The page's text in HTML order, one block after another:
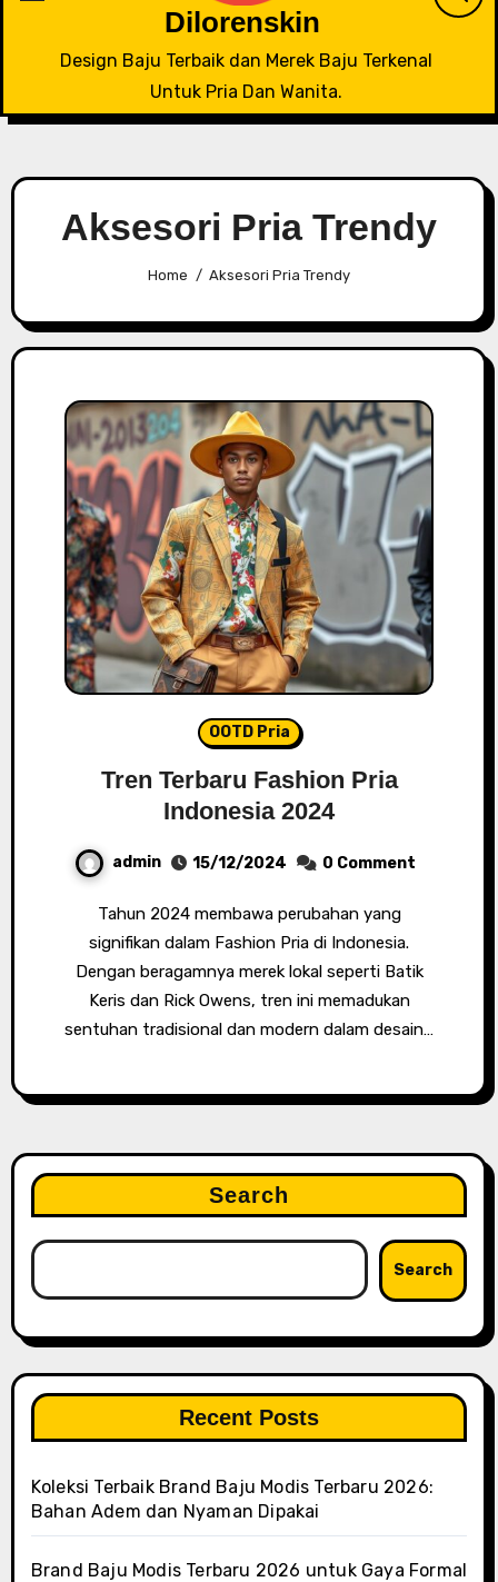
Dilorenskin
Design Baju Terbaik dan Merek Baju Terkenal
Untuk Pria Dan Wanita.
Aksesori Pria Trendy
Home Aksesori Pria Trendy
OOTD Pria
Tren Terbaru Fashion Pria
Indonesia 2024
admin 15/12/2024 0 Comment
Tahun 2024 membawa perubahan yang
signifikan dalam Fashion Pria di Indonesia.
Dengan beragamnya merek lokal seperti Batik
Keris dan Rick Owens, tren ini memadukan
sentuhan tradisional dan modern dalam desain…
Search
Search
Recent Posts
Koleksi Terbaik Brand Baju Modis Terbaru 2026:
Bahan Adem dan Nyaman Dipakai
Brand Baju Modis Terbaru 2026 untuk Gaya Formal